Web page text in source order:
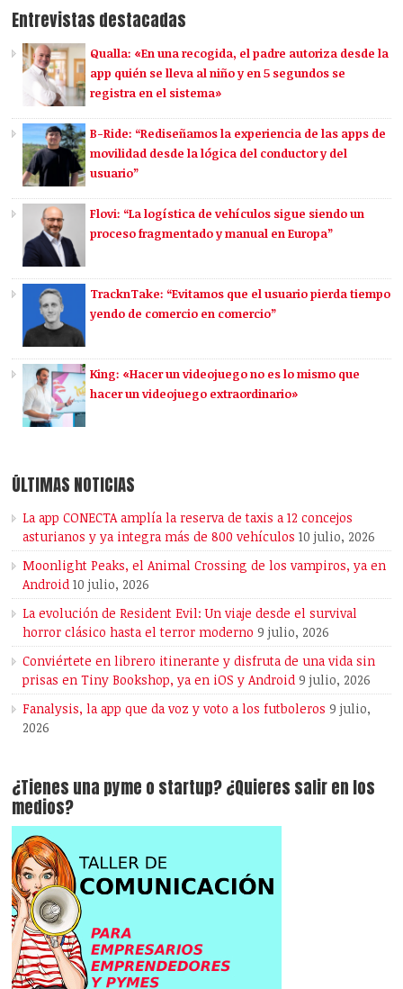
Entrevistas destacadas
Qualla: «En una recogida, el padre autoriza desde la
app quién se lleva al niño y en 5 segundos se
registra en el sistema»
B-Ride: “Rediseñamos la experiencia de las apps de
movilidad desde la lógica del conductor y del
usuario”
Flovi: “La logística de vehículos sigue siendo un
proceso fragmentado y manual en Europa”
TracknTake: “Evitamos que el usuario pierda tiempo
yendo de comercio en comercio”
King: «Hacer un videojuego no es lo mismo que
hacer un videojuego extraordinario»
ÚLTIMAS NOTICIAS
La app CONECTA amplía la reserva de taxis a 12 concejos
asturianos y ya integra más de 800 vehículos 10 julio, 2026
Moonlight Peaks, el Animal Crossing de los vampiros, ya en
Android 10 julio, 2026
La evolución de Resident Evil: Un viaje desde el survival
horror clásico hasta el terror moderno 9 julio, 2026
Conviértete en librero itinerante y disfruta de una vida sin
prisas en Tiny Bookshop, ya en iOS y Android 9 julio, 2026
Fanalysis, la app que da voz y voto a los futboleros 9 julio,
2026
¿Tienes una pyme o startup? ¿Quieres salir en los
medios?